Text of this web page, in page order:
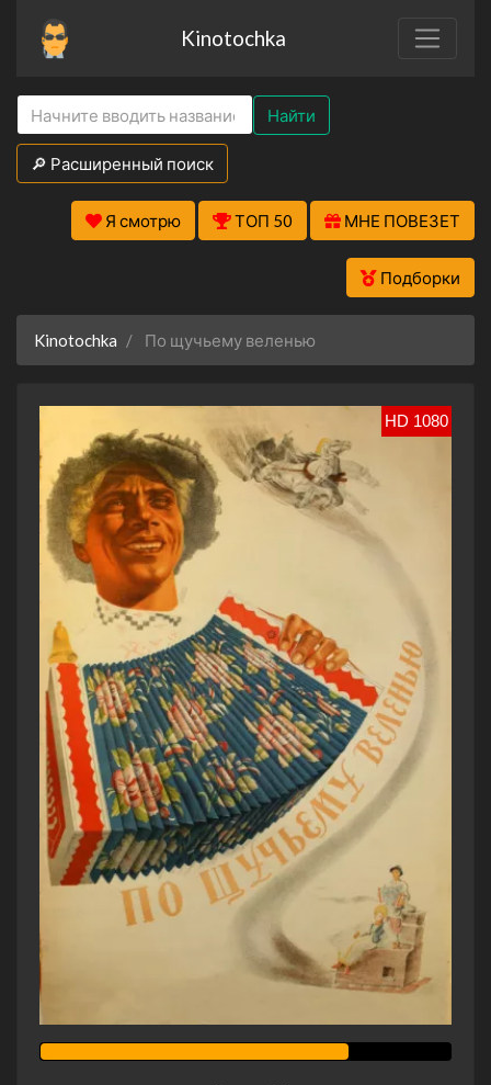
Kinotochka
Найти
🔎 Расширенный поиск
Я смотрю ТОП 50 МНЕ ПОВЕЗЕТ
Подборки
Kinotochka По щучьему веленью
HD 1080